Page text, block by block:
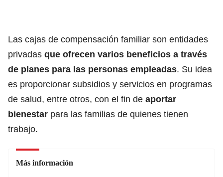
Las cajas de compensación familiar son entidades
privadas que ofrecen varios beneficios a través
de planes para las personas empleadas. Su idea
es proporcionar subsidios y servicios en programas
de salud, entre otros, con el fin de aportar
bienestar para las familias de quienes tienen
trabajo.
Más información